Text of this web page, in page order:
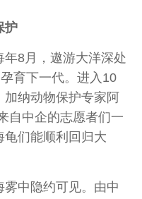
护
8月，遨游大洋深处
育下一代。进入10
加纳动物保护专家阿
自中企的志愿者们一
龟们能顺利回归大
中隐约可见。由中